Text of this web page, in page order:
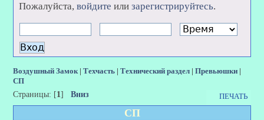
Пожалуйста,войдите илизарегистрируйтесь.
Воздушный Замок|Техчасть |Технический раздел |Превьюшки
СП
ПЕЧАТЬ
Страницы: [1]Вниз
СП